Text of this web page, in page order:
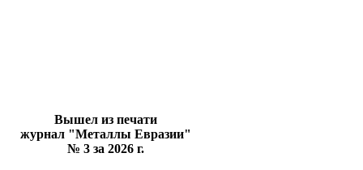
Вышел из печати
журнал "Металлы Евразии"
№ 3 за 2026 г.